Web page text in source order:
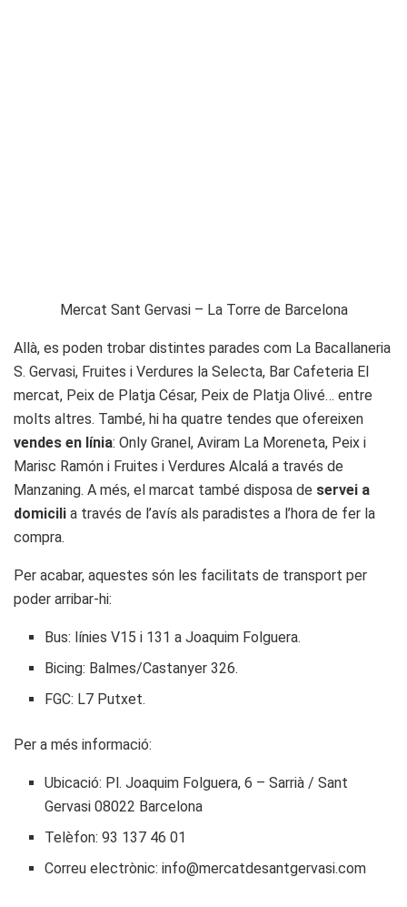
Mercat Sant Gervasi – La Torre de Barcelona
Allà, es poden trobar distintes parades com La Bacallaneria
S. Gervasi, Fruites i Verdures la Selecta, Bar Cafeteria El
mercat, Peix de Platja César, Peix de Platja Olivé… entre
molts altres. També, hi ha quatre tendes que ofereixen
vendes en línia: Only Granel, Aviram La Moreneta, Peix i
Marisc Ramón i Fruites i Verdures Alcalá a través de
Manzaning. A més, el marcat també disposa de servei a
domicili a través de l’avís als paradistes a l’hora de fer la
compra.
Per acabar, aquestes són les facilitats de transport per
poder arribar-hi:
Bus: línies V15 i 131 a Joaquim Folguera.
Bicing: Balmes/Castanyer 326.
FGC: L7 Putxet.
Per a més informació:
Ubicació: Pl. Joaquim Folguera, 6 – Sarrià / Sant
Gervasi 08022 Barcelona
Telèfon: 93 137 46 01
Correu electrònic: info@mercatdesantgervasi.com